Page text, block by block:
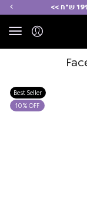
Best Seller
10% OFF